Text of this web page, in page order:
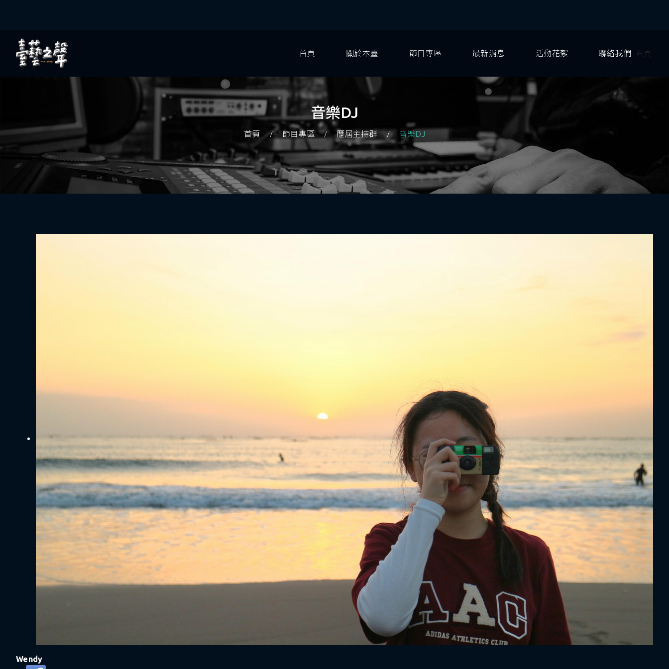
首頁
首頁 關於本臺 節目專區 最新消息 活動花絮 聯絡我們
音樂DJ
首頁 節目專區 歷屆主持群 音樂DJ
Wendy